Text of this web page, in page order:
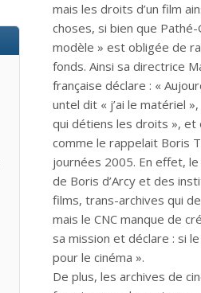
mais les droits d’un film
choses, si bien que
modèle » est obligée de
fonds. Ainsi sa directrice
française déclare : «
untel dit « j’ai le matériel
qui détiens les droits », et
comme le rappelait Boris
journées 2005. En effet,
de Boris d’Arcy et des
films, trans-archives qui
mais le CNC manque de
sa mission et déclare : si
pour le cinéma ».
De plus, les archives de